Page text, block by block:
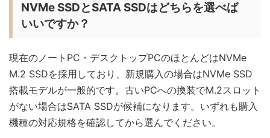
NVMe SSDとSATA SSDはどちらを選べば
いいですか？
現在のノートPC・デスクトップPCのほとんどはNVMe
M.2 SSDを採用しており、新規購入の場合はNVMe SSD
搭載モデルが一般的です。古いPCへの換装でM.2スロット
がない場合はSATA SSDが候補になります。いずれも購入
機種の対応規格を確認してから選んでください。